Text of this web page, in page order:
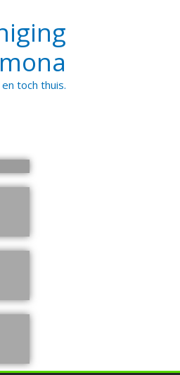
toch thuis.